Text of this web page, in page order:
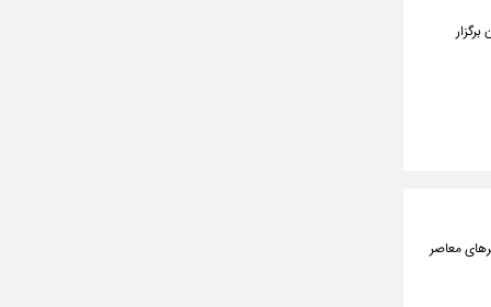
تا ۱۳ خردادماه در موزه هنرهای معاصر